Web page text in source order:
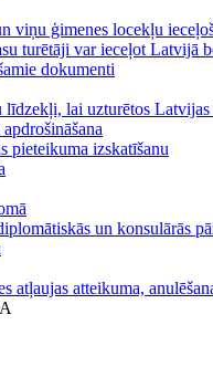
viņu ģimenes locekļu
turētāji var ieceļot Latvijā
dokumenti
līdzekļi, lai uzturētos
pieteikuma izskatīšanu
un konsulārās
atļaujas atteikuma,